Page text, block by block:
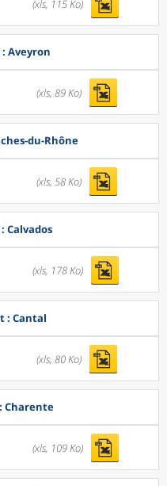
(xls, 115 Ko)
Aveyron
(xls, 89 Ko)
du-Rhône
(xls, 58 Ko)
Calvados
(xls, 178 Ko)
: Cantal
(xls, 80 Ko)
Charente
(xls, 109 Ko)